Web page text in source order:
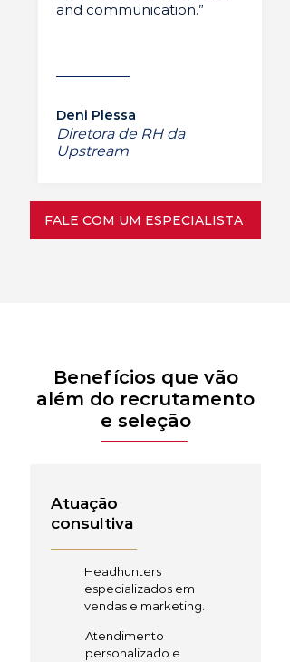
and communication.”
Deni Plessa
Diretora de RH da
Upstream
FALE COM UM ESPECIALISTA
Benefícios que vão
além do recrutamento
e seleção
Atuação
consultiva
Headhunters
especializados em
vendas e marketing.
Atendimento
personalizado e